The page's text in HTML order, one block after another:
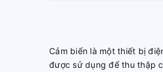
Cảm biến là một thiết bị
được sử dụng để thu thập